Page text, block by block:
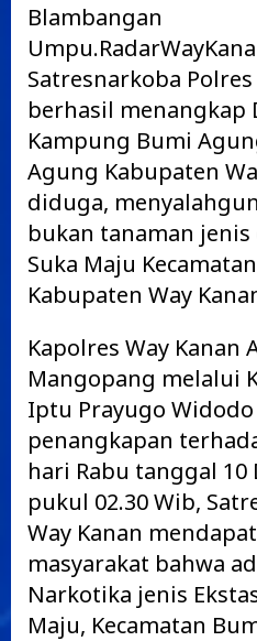
Blambangan
Satresnarkoba
berhasil menangkap
Kampung Bumi
Agung Kabupaten
diduga,
bukan tanaman
Suka Maju
Kabupaten Way
Kapolres Way Kanan
Mangopang melalui
Iptu Prayugo
penangkapan
hari Rabu tanggal 10
pukul 02.30 Wib,
Way Kanan
masyarakat bahwa
Narkotika jenis
Maju, Kecamatan